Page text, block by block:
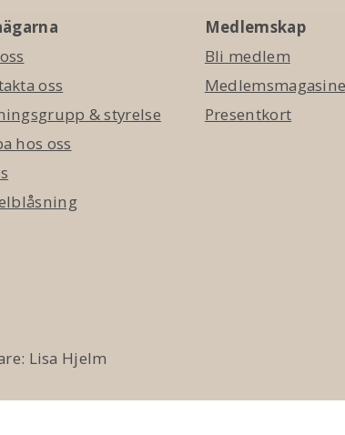
oss
& styrelse
hos oss
Medlemskap
Bli medlem
Presentkort
Lisa Hjelm